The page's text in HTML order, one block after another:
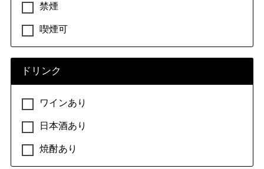
禁煙
喫煙可
ドリンク
ワインあり
日本酒あり
焼酎あり